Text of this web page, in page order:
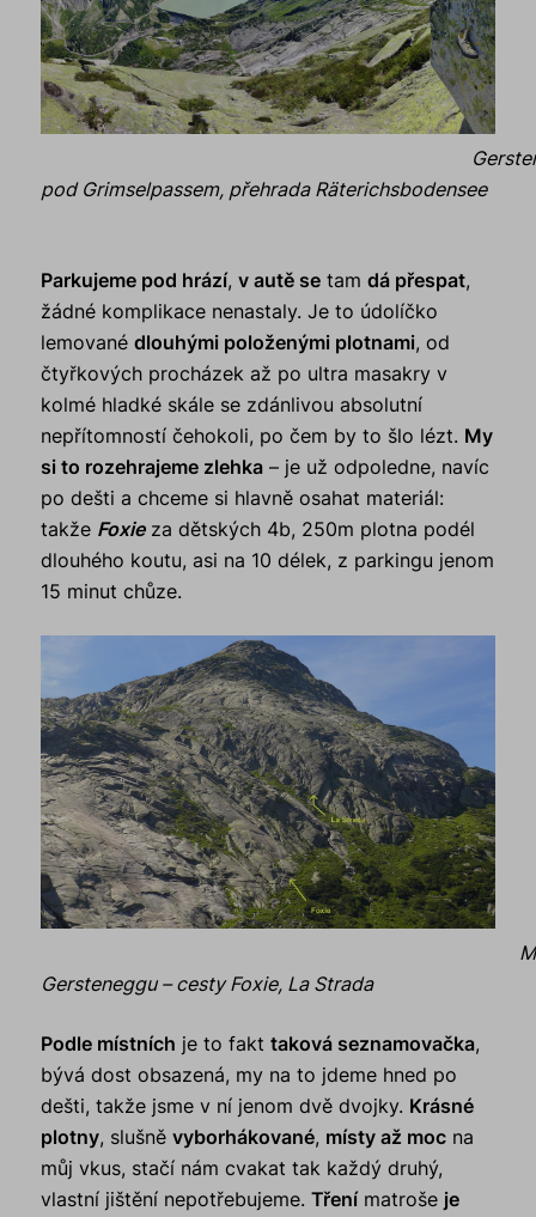
pod Grimselpassem, přehrada Räterichsbodensee
Parkujeme pod hrází,v autě se tamdá přespat,
žádné komplikace nenastaly. Je to údolíčko
lemovanédlouhými položenými plotnami, od
čtyřkových procházek až po ultra masakry v
kolmé hladké skále se zdánlivou absolutní
nepřítomností čehokoli, po čem by to šlo lézt. My
si to rozehrajeme zlehka – je už odpoledne, navíc
po dešti a chceme si hlavně osahat materiál:
takže Foxieza dětských 4b, 250m plotna podél
dlouhého koutu, asi na 10 délek, z parkingu jenom
15 minut chůze.
Gersteneggu – cesty Foxie, La Strada
Podle místních je to fakttaková seznamovačka,
bývá dost obsazená, my na to jdeme hned po
dešti, takže jsme v ní jenom dvě dvojky. Krásné
plotny, slušněvyborhákované, místy až moc na
můj vkus, stačí nám cvakat tak každý druhý,
vlastní jištění nepotřebujeme.Třenímatroše je